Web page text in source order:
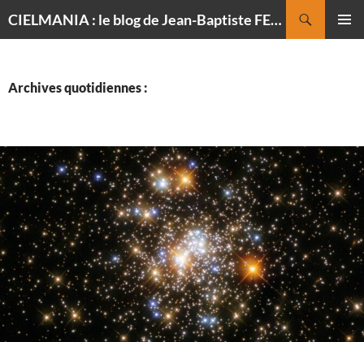
CIELMANIA : le blog de Jean-Baptiste FELDMANN, photographe du ciel
Archives quotidiennes :